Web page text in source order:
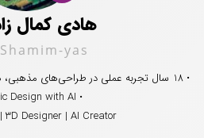
هادی کمال
yas
• 18 سال تجربه عملی در طراحی‌های مذهبی، هویت بصری و پروژه‌های تبلیغاتی
• Graphic Design with AI
3D Designer | AI Creator